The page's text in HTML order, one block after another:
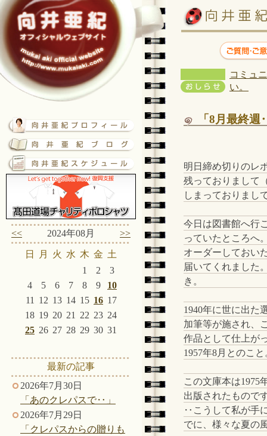
<< 2024年08月 >>
日 月 火 水 木 金 土
1
2
3
4
5 6 7 8 9
10
11
12 13 14 15 16 17
18 19 20 21 22 23 24
25 26 27 28 29 30 31
最新の記事
2026年7月30日
「あのクレパスで‥」
2026年7月29日
「クレパスからの贈りも
コミュ
い。
「8月最終
明日締め切りのレ
残っておりまして
しまっておりまし
今日は図書館へ行
っていたところへ
オーダーしておい
届いてくれました
き。
1940年に世に出た
加筆等が施され、
作品として仕上が
1957年8月とのこと
この文庫本は1975
出版されたもので
‥こうして私が手
でに、様々な夏の